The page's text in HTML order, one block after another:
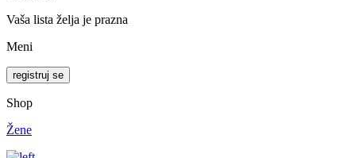
Vaša lista želja je prazna
Meni
registruj se
Shop
Žene